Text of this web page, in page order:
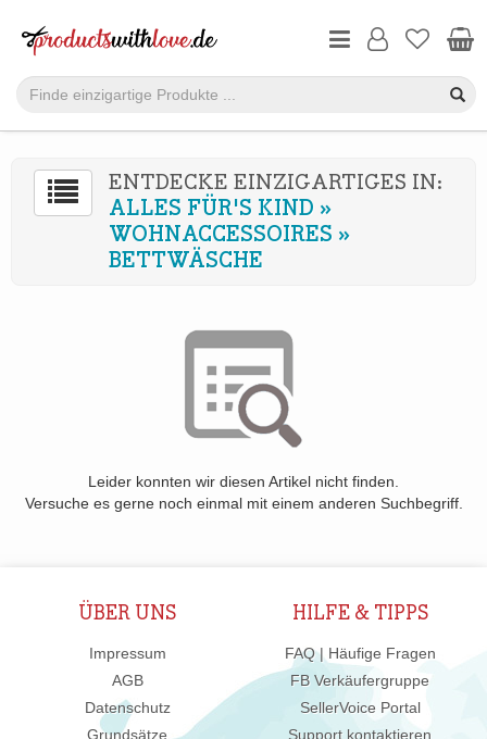
ENTDECKE EINZIGARTIGES IN:
ALLES FÜR'S KIND »
WOHNACCESSOIRES »
BETTWÄSCHE
Leider konnten wir diesen Artikel nicht finden.
Versuche es gerne noch einmal mit einem anderen Suchbegriff.
ÜBER UNS
Impressum
AGB
Datenschutz
Grundsätze
HILFE & TIPPS
FAQ | Häufige Fragen
FB Verkäufergruppe
SellerVoice Portal
Support kontaktieren